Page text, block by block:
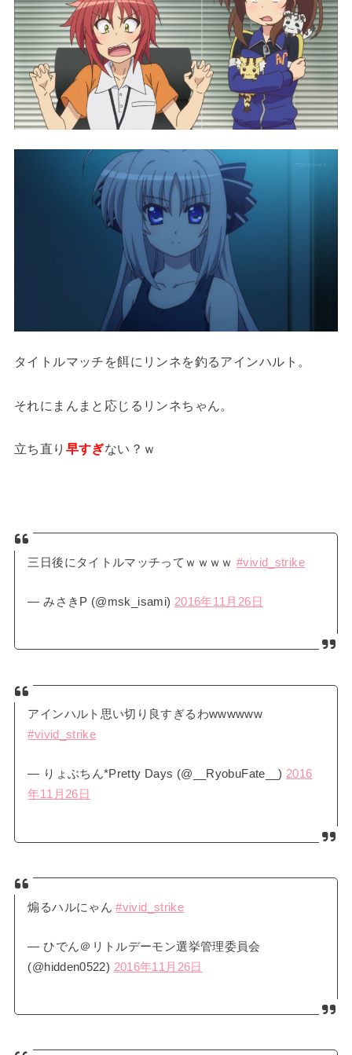
タイトルマッチを餌にリンネを釣るアインハルト。
それにまんまと応じるリンネちゃん。
立ち直り 早すぎない？ｗ
三日後にタイトルマッチってｗｗｗｗ#vivid_strike
— みさきP (@msk_isami) 2016年11月26日
アインハルト思い切り良すぎるわwwwwww
#vivid_strike
— りょぶちん*Pretty Days (@__RyobuFate__) 2016
年11月26日
煽るハルにゃん#vivid_strike
— ひでん＠リトルデーモン選挙管理委員会
(@hidden0522) 2016年11月26日